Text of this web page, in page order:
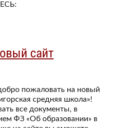
сайт
пожаловать на новый
средняя школа»!
все документы, в
ФЗ «Об образовании» в